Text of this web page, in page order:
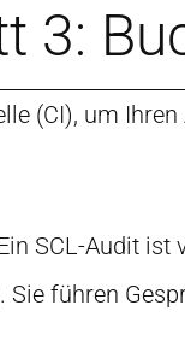
3:
(CI), um
SCL-Audit
führen